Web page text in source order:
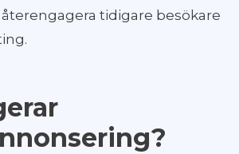
tidigare besökare